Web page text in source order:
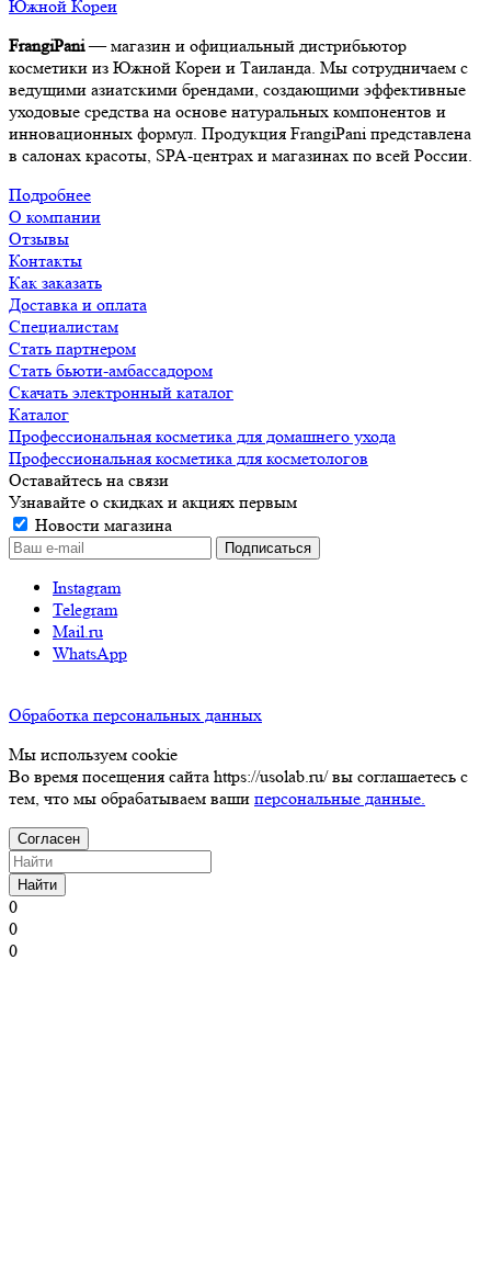
FrangiPani— магазин и официальный дистрибьютор
косметики из Южной Кореи и Таиланда. Мы сотрудничаем с
ведущими азиатскими брендами, создающими эффективные
уходовые средства на основе натуральных компонентов и
инновационных формул. Продукция FrangiPani представлена
в салонах красоты, SPA-центрах и магазинах по всей России.
Подробнее
О компании
Отзывы
Контакты
Как заказать
Доставка и оплата
Специалистам
Стать партнером
Стать бьюти-амбассадором
Скачать электронный каталог
Каталог
Профессиональная косметика для домашнего ухода
Профессиональная косметика для косметологов
Оставайтесь на связи
Узнавайте о скидках и акциях первым
Новости магазина
Instagram
Telegram
Mail.ru
WhatsApp
Обработка персональных данных
Мы используем cookie
Во время посещения сайта https://usolab.ru/ вы соглашаетесь с
тем, что мы обрабатываем ваши персональные данные.
Согласен
Найти
0
0
0